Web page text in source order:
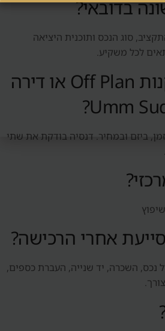
בדובאי?
סוג הנכס ותוכנית היציאה
לכל משקיע.
האם עדיף לקנות Off Plan או דירה
ביזם ובמחיר. דנסיה בודקת את שתי
אחרי הרכישה?
נכס, השכרה, יד שנייה, העברת כספים,